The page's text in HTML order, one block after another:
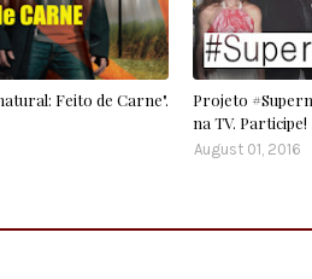
Feito de Carne".
Projeto
na TV. Participe!
August 01, 2016